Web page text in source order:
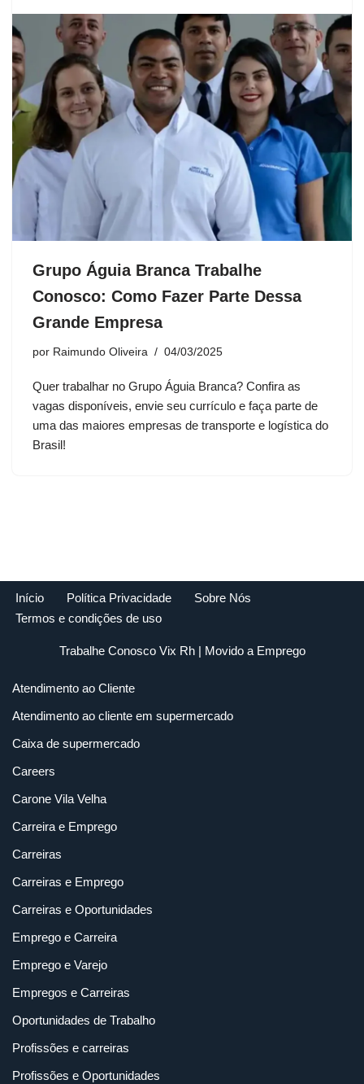
Grupo Águia Branca Trabalhe
Conosco: Como Fazer Parte Dessa
Grande Empresa
por Raimundo Oliveira 04/03/2025
Quer trabalhar no Grupo Águia Branca? Confira as
vagas disponíveis, envie seu currículo e faça parte de
uma das maiores empresas de transporte e logística do
Brasil!
Início Política Privacidade
Sobre Nós
Termos e condições de uso
Trabalhe Conosco Vix Rh| Movido a Emprego
Atendimento ao Cliente
Atendimento ao cliente em supermercado
Caixa de supermercado
Careers
Carone Vila Velha
Carreira e Emprego
Carreiras
Carreiras e Emprego
Carreiras e Oportunidades
Emprego e Carreira
Emprego e Varejo
Empregos e Carreiras
Oportunidades de Trabalho
Profissões e carreiras
Profissões e Oportunidades